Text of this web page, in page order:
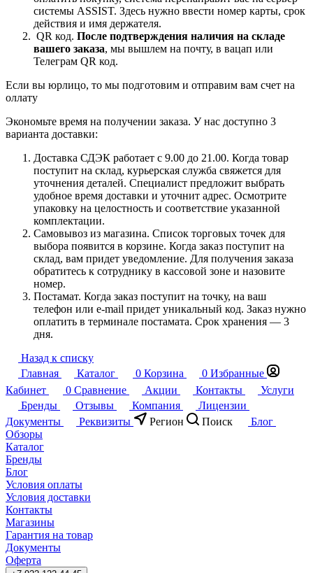
системы ASSIST. Здесь нужно ввести номер карты, срок
действия и имя держателя.
QR код. После подтверждения наличия на складе
вашего заказа, мы вышлем на почту, в вацап или
Телеграм QR код.
Если вы юрлицо, то мы подготовим и отправим вам счет на
оллату
Экономьте время на получении заказа. У нас доступно 3
варианта доставки:
Доставка СДЭК работает с 9.00 до 21.00. Когда товар
поступит на склад, курьерская служба свяжется для
уточнения деталей. Специалист предложит выбрать
удобное время доставки и уточнит адрес. Осмотрите
упаковку на целостность и соответствие указанной
комплектации.
Самовывоз из магазина. Список торговых точек для
выбора появится в корзине. Когда заказ поступит на
склад, вам придет уведомление. Для получения заказа
обратитесь к сотруднику в кассовой зоне и назовите
номер.
Постамат. Когда заказ поступит на точку, на ваш
телефон или e-mail придет уникальный код. Заказ нужно
оплатить в терминале постамата. Срок хранения — 3
дня.
Назад к списку
Главная
Каталог 0 Корзина 0 Избранные
Кабинет
0 Сравнение Акции Контакты
Услуги
Бренды
Отзывы Компания
Лицензии
Документы
Реквизиты Регион Поиск
Блог
Обзоры
Каталог
Бренды
Блог
Условия оплаты
Условия доставки
Контакты
Магазины
Гарантия на товар
Документы
Оферта